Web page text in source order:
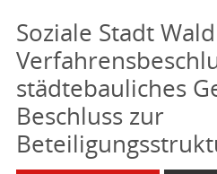
Soziale Stadt
städtebauliches
Beschluss zur